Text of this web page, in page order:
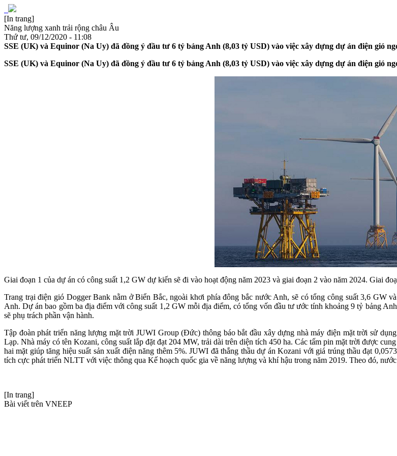
[In trang]
Năng lượng xanh trải rộng châu Âu
Thứ tư, 09/12/2020 - 11:08
SSE (UK) và Equinor (Na Uy) đã đồng ý đầu tư 6 tỷ bảng Anh (8,03 tỷ USD) vào việc xây dựng dự án điện gió
SSE (UK) và Equinor (Na Uy) đã đồng ý đầu tư 6 tỷ bảng Anh (8,03 tỷ USD) vào việc xây dựng dự án điện gió
Giai đoạn 1 của dự án có công suất 1,2 GW dự kiến sẽ đi vào hoạt động năm 2023 và giai đoạn 2 vào năm 2024. Giai
Trang trại điện gió Dogger Bank nằm ở Biển Bắc, ngoài khơi phía đông bắc nước Anh, sẽ có tổng công suất 3,6 GW
Anh. Dự án bao gồm ba địa điểm với công suất 1,2 GW mỗi địa điểm, có tổng vốn đầu tư ước tính khoảng 9 tỷ bảng
sẽ phụ trách phần vận hành.
Tập đoàn phát triển năng lượng mặt trời JUWI Group (Đức) thông báo bắt đầu xây dựng nhà máy điện mặt trời sử
Lạp. Nhà máy có tên Kozani, công suất lắp đặt đạt 204 MW, trải dài trên diện tích 450 ha. Các tấm pin mặt trời được
hai mặt giúp tăng hiệu suất sản xuất điện năng thêm 5%. JUWI đã thắng thầu dự án Kozani với giá trúng thầu đạt
tích cực phát triển NLTT với việc thông qua Kế hoạch quốc gia về năng lượng và khí hậu trong năm 2019. Theo đó,
[In trang]
Bài viết trên VNEEP